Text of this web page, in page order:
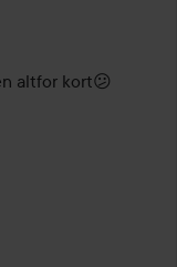
altfor kort😕